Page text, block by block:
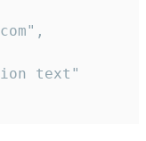
text"